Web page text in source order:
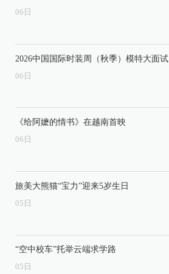
06 日
2026中国国际时装周（秋季）模特大面试
06 日
《给阿嬷的情书》在越南首映
06 日
旅美大熊猫“宝力”迎来5岁生日
05 日
“空中校车”托举云端求学路
05 日